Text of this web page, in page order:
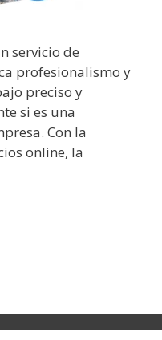
servicio de
profesionalismo y
preciso y
si es una
Con la
online, la